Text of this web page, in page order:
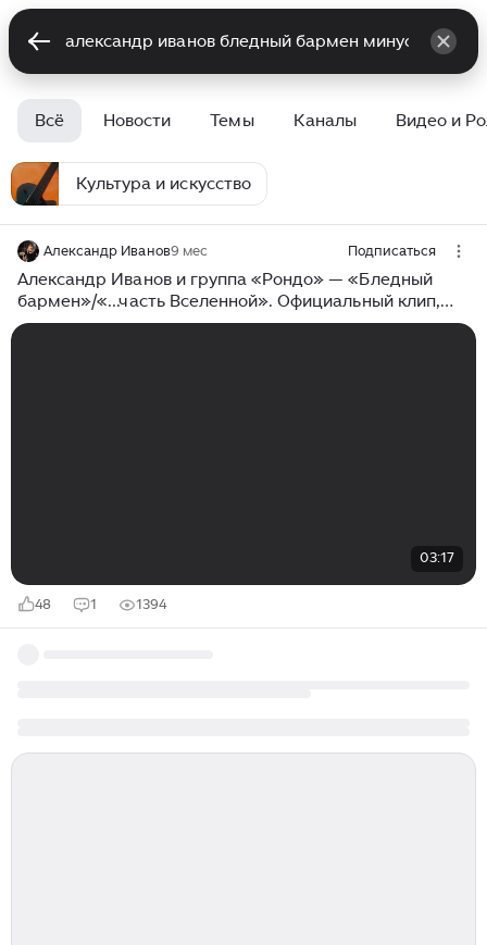
Всё Новости Темы Каналы Видео и
Культура и искусство
Александр Иванов9 мес Подписаться
Александр Иванов и группа «Рондо» — «Бледный
бармен»/«...часть Вселенной». Официальный клип,
1989
03:17
48 1 1394